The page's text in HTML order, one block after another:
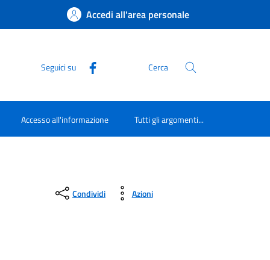
Accedi all'area personale
Seguici su Cerca
Accesso all'informazione Tutti gli argomenti...
Condividi Azioni